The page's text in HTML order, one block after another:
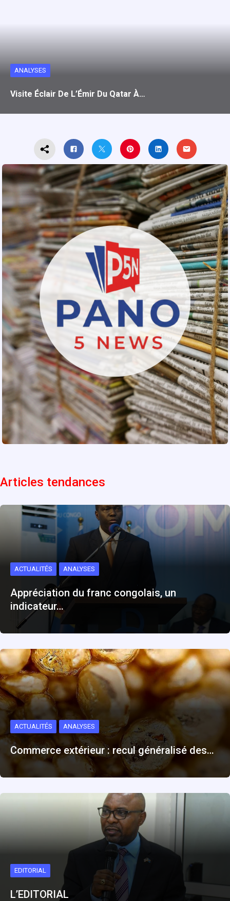
ANALYSES
Visite Éclair De L’Émir Du Qatar À…
Articles tendances
ACTUALITÉS ANALYSES
Appréciation du franc congolais, un
indicateur…
ACTUALITÉS ANALYSES
Commerce extérieur : recul généralisé des…
EDITORIAL
L’EDITORIAL